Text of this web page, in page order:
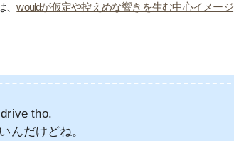
、wouldが仮定や控えめな響きを生む中心イメージ
tho.
んだけどね。